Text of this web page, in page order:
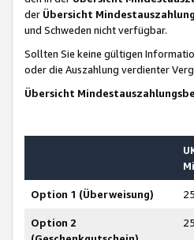
der Übersicht
und Schweden nicht verfügbar.
Sollten Sie keine gültigen
oder die Auszahlung verdienter
Übersicht
Option 1 (Überweisung)
Option 2